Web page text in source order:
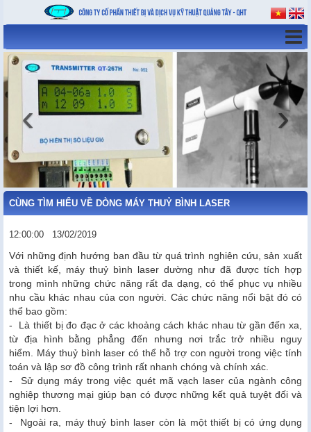
‹ ›
CÙNG TÌM HIỂU VỀ DÒNG MÁY THUỶ BÌNH LASER
12:00:00 13/02/2019
Với những định hướng ban đầu từ quá trình nghiên cứu, sản xuất
và thiết kế, máy thuỷ bình laser dường như đã được tích hợp
trong mình những chức năng rất đa dạng, có thể phục vụ nhiều
nhu cầu khác nhau của con người. Các chức năng nổi bật đó có
thể bao gồm:
- Là thiết bị đo đạc ở các khoảng cách khác nhau từ gần đến xa,
từ địa hình bằng phẳng đến nhưng nơi trắc trở nhiều nguy
hiểm. Máy thuỷ bình laser có thể hỗ trợ con người trong việc tính
toán và lập sơ đồ công trình rất nhanh chóng và chính xác.
- Sử dụng máy trong việc quét mã vạch laser của ngành công
nghiệp thương mại giúp bạn có được những kết quả tuyệt đối và
tiện lợi hơn.
- Ngoài ra, máy thuỷ bình laser còn là một thiết bị có ứng dụng